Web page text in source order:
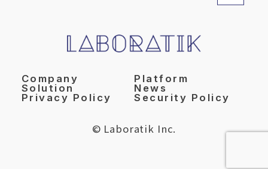
Company
Platform
Solution
News
Privacy Policy
Security Policy
© Laboratik Inc.